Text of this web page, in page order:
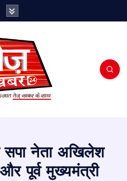
सपा नेता अखिलेश
पूर्व मुख्यमंत्री